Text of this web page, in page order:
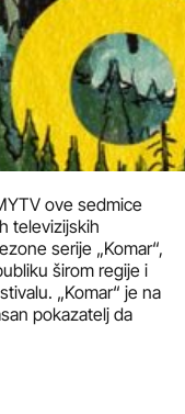
ove sedmice
televizijskih
serije „Komar“,
širom regije i
„Komar“ je na
pokazatelj da